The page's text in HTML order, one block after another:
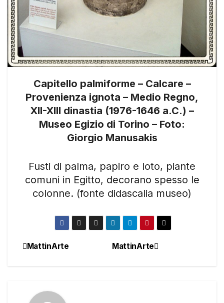
Capitello palmiforme – Calcare –
Provenienza ignota – Medio Regno,
XII-XIII dinastia (1976-1646 a.C.) –
Museo Egizio di Torino – Foto:
Giorgio Manusakis
Fusti di palma, papiro e loto, piante
comuni in Egitto, decorano spesso le
colonne. (fonte didascalia museo)
NavigazioneMattinArte
MattinArte